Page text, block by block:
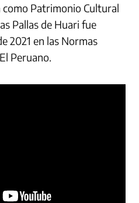
como Patrimonio Cultural
Pallas de Huari fue
2021 en las Normas
Peruano.